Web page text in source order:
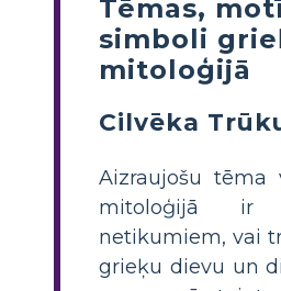
Tēmas,
simboli
mitoloģijā
Cilvēka
Aizraujošu tēma
mitoloģijā ir
netikumiem, vai
grieķu dievu un